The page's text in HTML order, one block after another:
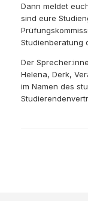
Dann meldet
sind eure
Studienberatung
Der
Helena, Derk,
im Namen des